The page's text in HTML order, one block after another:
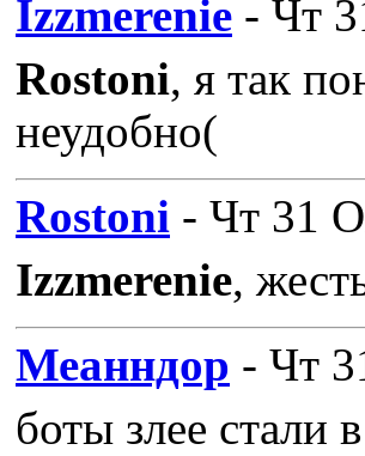
Izzmerenie - Чт
Rostoni, я так
неудобно(
Rostoni - Чт 31
Izzmerenie,
Меанндор - Чт
боты злее стали